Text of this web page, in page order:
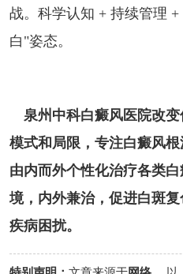
战。科学认知 + 持续管理
白"姿态。
泉州中科白癜风医院改
模式和局限，专注白癜风
由内而外个性化治疗各类
境，内外兼治，促进白斑
疾病困扰。